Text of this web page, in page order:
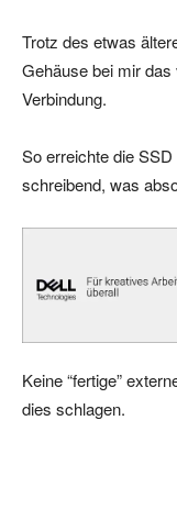
Trotz des etwas
Gehäuse bei mir
Verbindung.
So erreichte die
schreibend, was
Keine “fertige”
dies schlagen.